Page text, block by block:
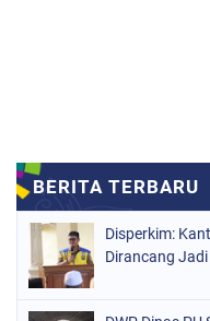
Disperkim:
Dirancang